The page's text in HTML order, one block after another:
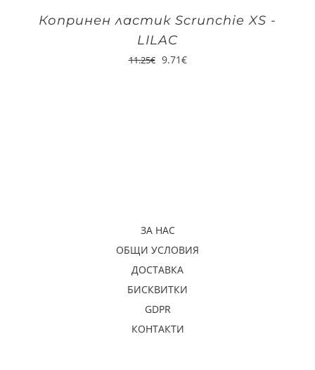
Копринен ластик Scrunchie XS -
LILAC
11.25€ 9.71€
ЗА НАС
ОБЩИ УСЛОВИЯ
ДОСТАВКА
БИСКВИТКИ
GDPR
КОНТАКТИ